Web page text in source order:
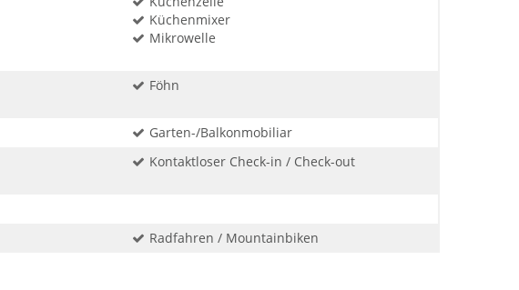
Küchenmixer
Mikrowelle
Föhn
Garten-/Balkonmobiliar
Kontaktloser Check-in / Check-out
Radfahren / Mountainbiken